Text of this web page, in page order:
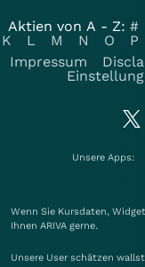
Aktien von A - Z: #
K
L M N O P
Impressum
Unsere Apps:
Wenn Sie Kursdaten,
Ihnen ARIVA gerne.
Unsere User schätzen